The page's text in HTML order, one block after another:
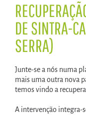
DE SINTRA-
SERRA)
Junte-se a nós numa
mais uma outra nova
temos vindo a
A intervenção integra-